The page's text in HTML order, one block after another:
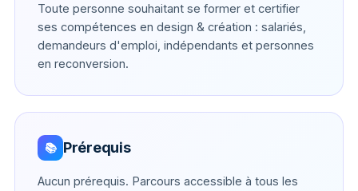
Toute personne souhaitant se former et certifier
ses compétences en design & création : salariés,
demandeurs d'emploi, indépendants et personnes
en reconversion.
📚 Prérequis
Aucun prérequis. Parcours accessible à tous les